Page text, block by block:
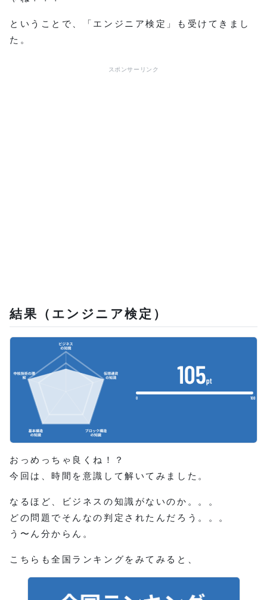
ということで、「エンジニア検定」も受けてきまし
た。
スポンサーリンク
結果（エンジニア検定）
おっめっちゃ良くね！？
今回は、時間を意識して解いてみました。
なるほど、ビジネスの知識がないのか。。。
どの問題でそんなの判定されたんだろう。。。
う〜ん分からん。
こちらも全国ランキングをみてみると、